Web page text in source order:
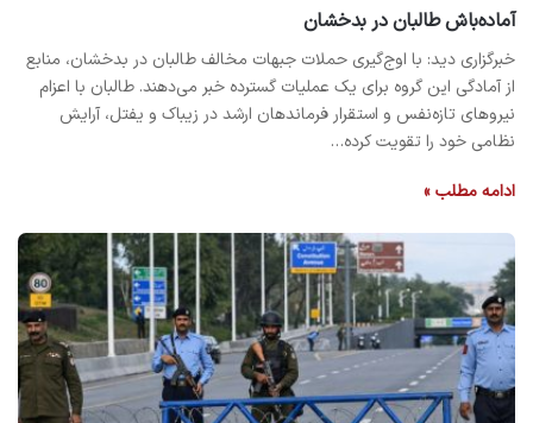
آماده‌باش طالبان در بدخشان
خبرگزاری دید: با اوج‌گیری حملات جبهات مخالف طالبان در بدخشان، منابع
از آمادگی این گروه برای یک عملیات گسترده خبر می‌دهند. طالبان با اعزام
نیروهای تازه‌نفس و استقرار فرماندهان ارشد در زیباک و یفتل، آرایش
نظامی خود را تقویت کرده…
ادامه مطلب »